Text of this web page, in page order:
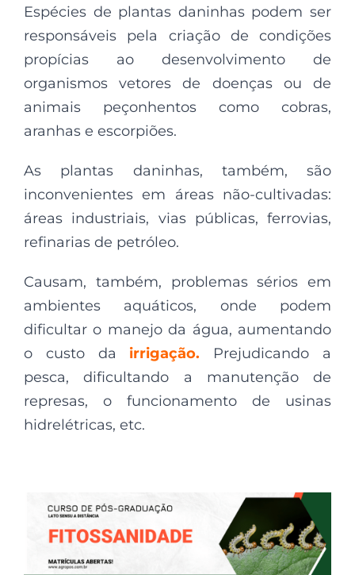
Espécies de plantas daninhas podem ser
responsáveis pela criação de condições
propícias ao desenvolvimento de
organismos vetores de doenças ou de
animais peçonhentos como cobras,
aranhas e escorpiões.
As plantas daninhas, também, são
inconvenientes em áreas não-cultivadas:
áreas industriais, vias públicas, ferrovias,
refinarias de petróleo.
Causam, também, problemas sérios em
ambientes aquáticos, onde podem
dificultar o manejo da água, aumentando
o custo da irrigação. Prejudicando a
pesca, dificultando a manutenção de
represas, o funcionamento de usinas
hidrelétricas, etc.